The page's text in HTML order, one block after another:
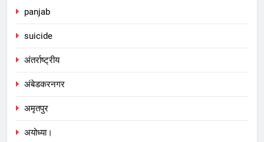
panjab
suicide
अंतर्राष्ट्रीय
अंबेडकरनगर
अमृतपुर
अयोध्या।